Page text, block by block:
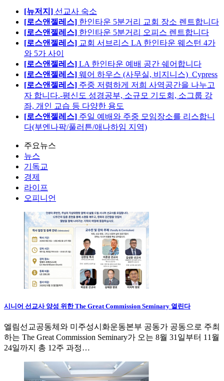
[뉴저지] 선교사 숙소
[로스앤젤레스] 한인타운 5분거리 교회 장소 렌트합니다
[로스앤젤레스] 한인타운 5분거리 오피스 렌트합니다
[로스앤젤레스] 교회 서브리스 LA 한인타운 웨스턴 4가
와 5가 사이
[로스앤젤레스] LA 한인타운 예배 공간 쉐어합니다
[로스앤젤레스] 웨어 하우스 (사무실, 비지니스)_Cypress
[로스앤젤레스] 주중 저렴하게 저희 사역공간을 나누고
자 합니다.-평신도 성경공부, 소규모 기도회, 소그룹 강
좌, 개인 교습 등 다양한 용도
[로스앤젤레스] 주일 예배와 주중 모임장소를 리스합니
다(부엔나팍/풀러튼/애나하임 지역)
주요뉴스
뉴스
기독교
경제
라이프
오피니언
시니어 선교사 양성 위한 The Great Commission Seminary 열린다
엘림선교공동체와 미주성시화운동본부 공동가 공동으로 주최
하는 The Great Commission Seminary가 오는 8월 31일부터 11월
24일까지 총 12주 과정…